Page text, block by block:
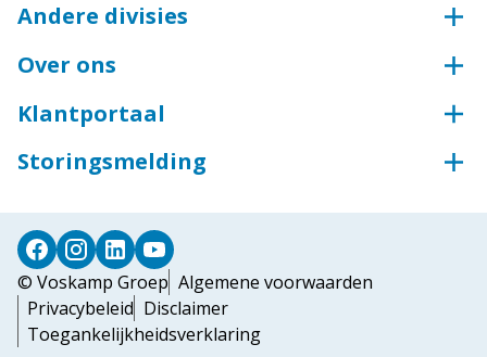
Andere divisies
Aluminium
Groothandel voor bouw en industrie
Toegangstechniek
Deursystemen
Over ons
Kwaliteit en zekerheid
Klantportaal
Teamviewer
Storingsmelding
© Voskamp Groep Algemene voorwaarden
Privacybeleid Disclaimer
Toegankelijkheidsverklaring